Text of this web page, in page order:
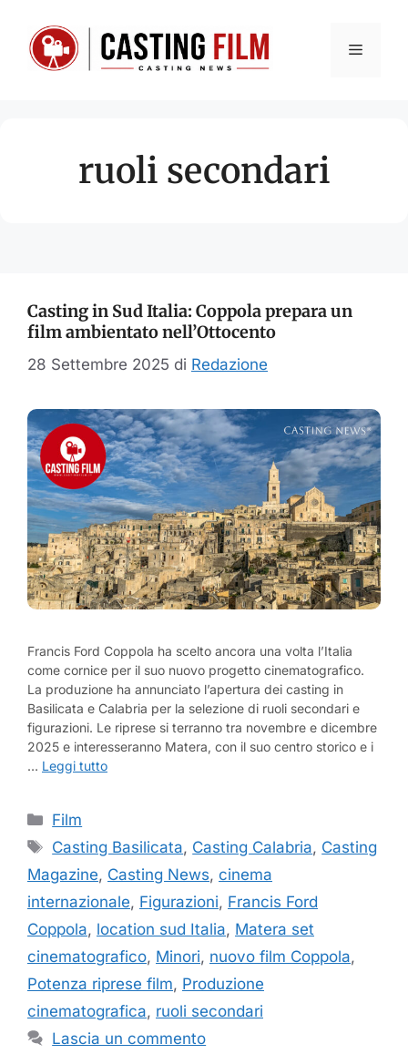
contenuto
Menu
ruoli secondari
Casting in Sud Italia: Coppola prepara un
film ambientato nell’Ottocento
28 Settembre 2025 di Redazione
Francis Ford Coppola ha scelto ancora una volta l’Italia
come cornice per il suo nuovo progetto cinematografico.
La produzione ha annunciato l’apertura dei casting in
Basilicata e Calabria per la selezione di ruoli secondari e
figurazioni. Le riprese si terranno tra novembre e dicembre
2025 e interesseranno Matera, con il suo centro storico e i
… Leggi tutto
Categorie
Film
Tag
Casting Basilicata, Casting Calabria, Casting
Magazine, Casting News, cinema
internazionale, Figurazioni, Francis Ford
Coppola, location sud Italia, Matera set
cinematografico, Minori, nuovo film Coppola,
Potenza riprese film, Produzione
cinematografica, ruoli secondari
Lascia un commento